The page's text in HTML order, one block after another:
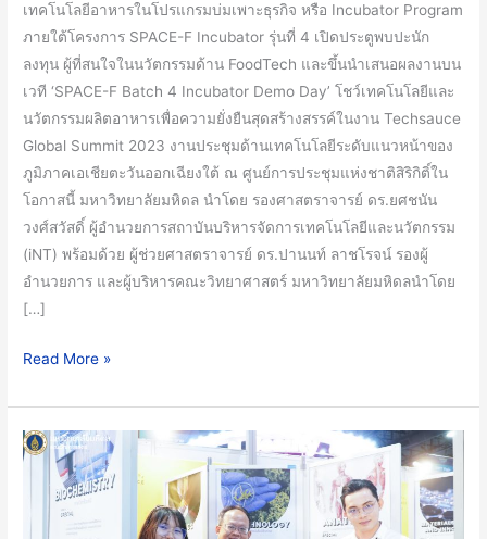
เทคโนโลยีอาหารในโปรแกรมบ่มเพาะธุรกิจ หรือ Incubator Program
ภายใต้โครงการ SPACE-F Incubator รุ่นที่ 4 เปิดประตูพบปะนัก
ลงทุน ผู้ที่สนใจในนวัตกรรมด้าน FoodTech และขึ้นนำเสนอผลงานบน
เวที ‘SPACE-F Batch 4 Incubator Demo Day’ โชว์เทคโนโลยีและ
นวัตกรรมผลิตอาหารเพื่อความยั่งยืนสุดสร้างสรรค์ในงาน Techsauce
Global Summit 2023 งานประชุมด้านเทคโนโลยีระดับแนวหน้าของ
ภูมิภาคเอเชียตะวันออกเฉียงใต้ ณ ศูนย์การประชุมแห่งชาติสิริกิติ์ใน
โอกาสนี้ มหาวิทยาลัยมหิดล นำโดย รองศาสตราจารย์ ดร.ยศชนัน
วงศ์สวัสดิ์ ผู้อำนวยการสถาบันบริหารจัดการเทคโนโลยีและนวัตกรรม
(iNT) พร้อมด้วย ผู้ช่วยศาสตราจารย์ ดร.ปานนท์ ลาชโรจน์ รองผู้
อำนวยการ และผู้บริหารคณะวิทยาศาสตร์ มหาวิทยาลัยมหิดลนำโดย
[…]
เทคโนโลยี
อาหาร
ขึ้น
เวที
SPACE-
F
Batch
4
Incubator
Demo
Day
โชว์
อาหาร
ยั่งยืน
Read More »
กลับ
ครั้ง!